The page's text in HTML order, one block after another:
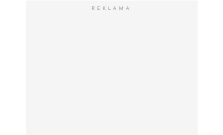
REKLAMA